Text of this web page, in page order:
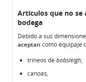
Artículos que no se
bodega
Debido a sus
aceptan como equipaje
trineos de bobsleigh,
canoas,